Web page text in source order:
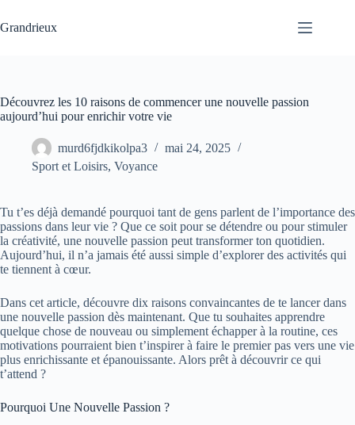
au
contenu
Grandrieux
Découvrez les 10 raisons de commencer une nouvelle passion
aujourd’hui pour enrichir votre vie
murd6fjdkikolpa3
mai 24, 2025
Sport et Loisirs, Voyance
Tu t’es déjà demandé pourquoi tant de gens parlent de l’importance des
passions dans leur vie ? Que ce soit pour se détendre ou pour stimuler
la créativité, une nouvelle passion peut transformer ton quotidien.
Aujourd’hui, il n’a jamais été aussi simple d’explorer des activités qui
te tiennent à cœur.
Dans cet article, découvre dix raisons convaincantes de te lancer dans
une nouvelle passion dès maintenant. Que tu souhaites apprendre
quelque chose de nouveau ou simplement échapper à la routine, ces
motivations pourraient bien t’inspirer à faire le premier pas vers une vie
plus enrichissante et épanouissante. Alors prêt à découvrir ce qui
t’attend ?
Pourquoi Une Nouvelle Passion ?